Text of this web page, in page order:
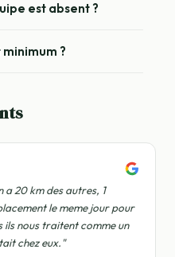
est absent ?
?
a 20 km des autres, 1
le meme jour pour
ils nous traitent comme un
chez eux."